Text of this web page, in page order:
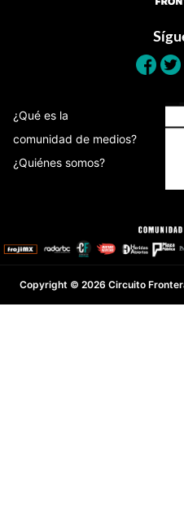
¿Qué es la
comunidad de medios?
¿Quiénes somos?
Copyright © 2026 Circuito